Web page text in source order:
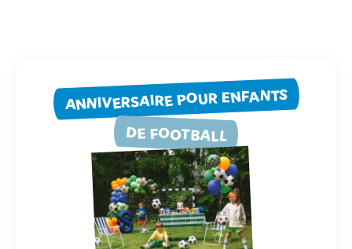
ANNIVERSAIRE POUR ENFANTS
DE FOOTBALL